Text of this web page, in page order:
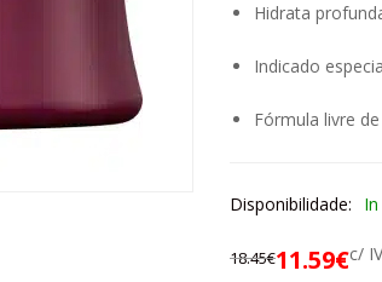
Hidrata
Indicado
Fórmula livre
Disponibilidade:
18.45€11.59€c/